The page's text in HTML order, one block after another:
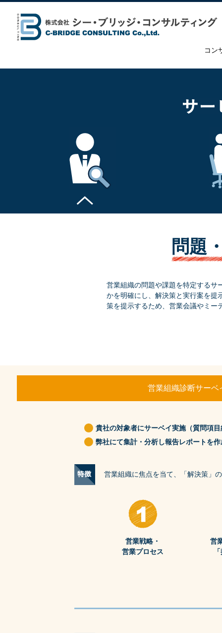
コン
問題
営業組織の問題や課題を特定するサ
かを明確にし、解決策と実行案を提
策を提示するため、営業会議やミー
営業組織診断サーベ
貴社の対象者にサーベイ実施（質問項
弊社にて集計・分析し報告レポートを
営業組織に焦点を当て、「解決策」
営業戦略・
営業プロセス
営